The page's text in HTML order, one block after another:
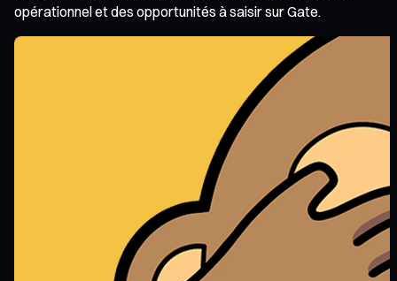
opérationnel et des opportunités à saisir sur Gate.